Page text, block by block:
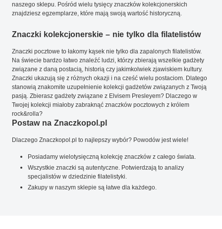
naszego sklepu. Pośród wielu tysięcy znaczków kolekcjonerskich
znajdziesz egzemplarze, które mają swoją wartość historyczną.
Znaczki kolekcjonerskie – nie tylko dla filatelistów
Znaczki pocztowe to łakomy kąsek nie tylko dla zapalonych filatelistów.
Na świecie bardzo łatwo znaleźć ludzi, którzy zbierają wszelkie gadżety
związane z daną postacią, historią czy jakimkolwiek zjawiskiem kultury.
Znaczki ukazują się z różnych okazji i na cześć wielu postaciom. Dlatego
stanowią znakomite uzupełnienie kolekcji gadżetów związanych z Twoją
pasją. Zbierasz gadżety związane z Elvisem Presleyem? Dlaczego w
Twojej kolekcji miałoby zabraknąć znaczków pocztowych z królem
rock&rolla?
Postaw na Znaczkopol.pl
Dlaczego Znaczkopol.pl to najlepszy wybór? Powodów jest wiele!
Posiadamy wielotysięczną kolekcję znaczków z całego świata.
Wszystkie znaczki są autentyczne. Potwierdzają to analizy
specjalistów w dziedzinie filatelistyki.
Zakupy w naszym sklepie są łatwe dla każdego.